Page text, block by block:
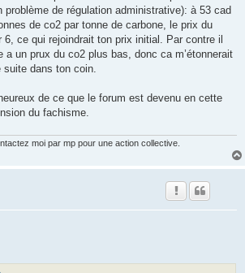
problème de régulation administrative): à 53 cad
de co2 par tonne de carbone, le prix du
6, ce qui rejoindrait ton prix initial. Par contre il
a un prux du co2 plus bas, donc ca m’étonnerait
suite dans ton coin.
de ce que le forum est devenu en cette
du fachisme.
moi par mp pour une action collective.